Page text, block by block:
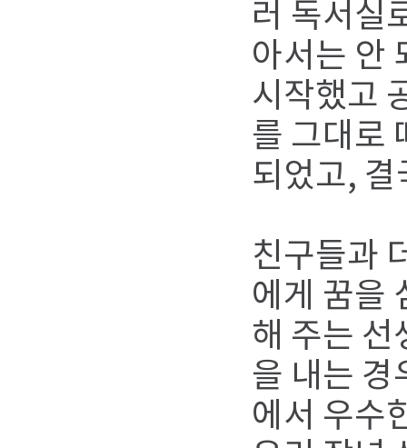
러 독서실
아서는 안
시작했고
를 그대로
되었고,
친구들과
에게 꿈을
해 주는 선
을 내는 경
에서 우수